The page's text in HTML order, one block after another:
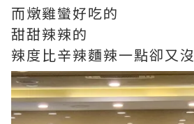
而燉雞蠻好吃的
甜甜辣辣的
辣度比辛辣麵辣一點卻又